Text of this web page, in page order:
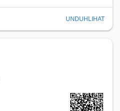
UNDUH LIHAT